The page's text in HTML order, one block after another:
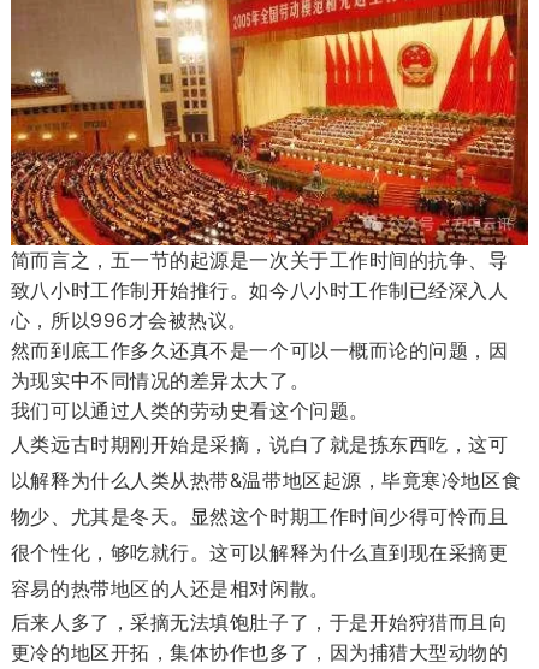
简而言之，五一节的起源是一次关于工作时间的抗争、导
致八小时工作制开始推行。如今八小时工作制已经深入人
心，所以996才会被热议。
然而到底工作多久还真不是一个可以一概而论的问题，因
为现实中不同情况的差异太大了。
我们可以通过人类的劳动史看这个问题。
人类远古时期刚开始是采摘，说白了就是拣东西吃，这可
以解释为什么人类从热带&温带地区起源，毕竟寒冷地区食
物少、尤其是冬天。显然这个时期工作时间少得可怜而且
很个性化，够吃就行。这可以解释为什么直到现在采摘更
容易的热带地区的人还是相对闲散。
后来人多了，采摘无法填饱肚子了，于是开始狩猎而且向
更冷的地区开拓，集体协作也多了，因为捕猎大型动物的